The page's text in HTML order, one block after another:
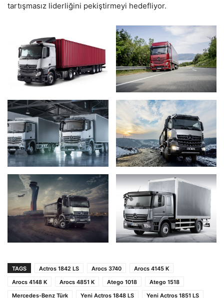
tartışmasız liderliğini pekiştirmeyi hedefliyor.
TAGS Actros 1842 LS Arocs 3740
Arocs 4145 K
Arocs 4148 K
Arocs 4851 K Atego 1018
Atego 1518
Mercedes-Benz Türk
Yeni Actros 1848 LS Yeni Actros 1851 LS